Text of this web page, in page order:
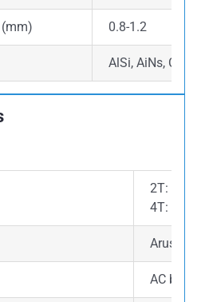
0.8-1.2
AlSi, AiNs, Cu,
2T:
4T:
Arus AC:
AC